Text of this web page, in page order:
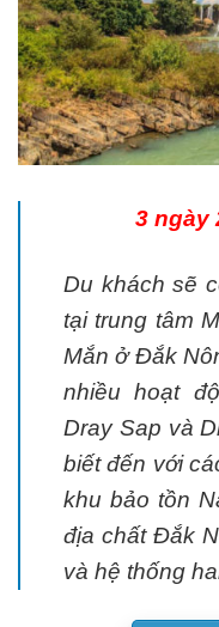
3 ngày
Du khách sẽ
tại trung tâm
Mắn ở Đắk
nhiều hoạt
Dray Sap và
biết đến với
khu bảo tồn
địa chất Đắk
và hệ thống